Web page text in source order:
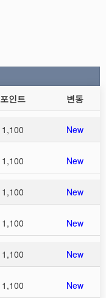
포인트 변동
1,100 New
1,100 New
1,100 New
1,100 New
1,100 New
1,100 New